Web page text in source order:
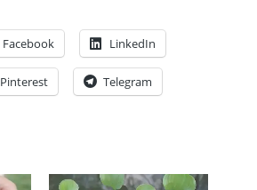
Facebook LinkedIn
Pinterest Telegram